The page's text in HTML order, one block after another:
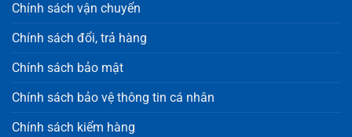
Chính sách vận chuyển
Chính sách đổi, trả hàng
Chính sách bảo mật
Chính sách bảo vệ thông tin cá nhân
Chính sách kiểm hàng